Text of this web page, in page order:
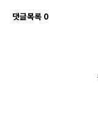
댓글목록 0